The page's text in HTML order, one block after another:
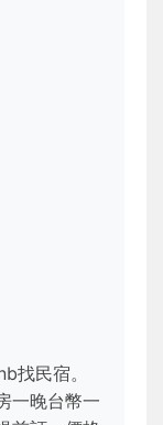
找民宿。
一晚台幣一